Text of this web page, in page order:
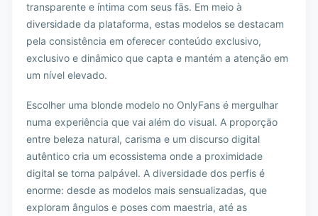
transparente e íntima com seus fãs. Em meio à
diversidade da plataforma, estas modelos se destacam
pela consistência em oferecer conteúdo exclusivo,
exclusivo e dinâmico que capta e mantém a atenção em
um nível elevado.
Escolher uma blonde modelo no OnlyFans é mergulhar
numa experiência que vai além do visual. A proporção
entre beleza natural, carisma e um discurso digital
autêntico cria um ecossistema onde a proximidade
digital se torna palpável. A diversidade dos perfis é
enorme: desde as modelos mais sensualizadas, que
exploram ângulos e poses com maestria, até as